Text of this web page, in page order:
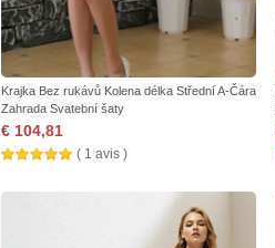
Krajka Bez rukávů Kolena délka Střední A-Čára
Zahrada Svatební šaty
€ 104,81
( 1 avis )